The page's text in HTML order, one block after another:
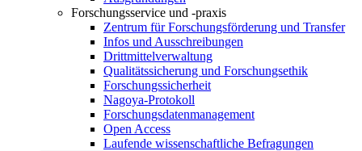
Forschungsservice und -praxis
Zentrum für Forschungsförderung und Transfer
Infos und Ausschreibungen
Drittmittelverwaltung
Qualitätssicherung und Forschungsethik
Forschungssicherheit
Nagoya-Protokoll
Forschungsdatenmanagement
Open Access
Laufende wissenschaftliche Befragungen